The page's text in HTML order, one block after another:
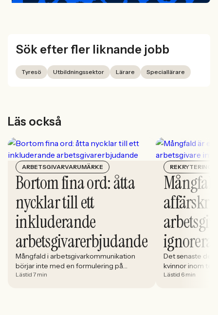
Sök efter fler liknande jobb
Tyresö Utbildningssektor Lärare Speciallärare
Läs också
ARBETSGIVARVARUMÄRKE
Bortom fina ord: åtta
nycklar till ett
inkluderande
arbetsgivarerbjudande
Mångfald i arbetsgivarkommunikation
börjar inte med en formulering på
karriärsidan. Den börjar i hur rekryteringen
Lästid 7 min
REKRYTERING
ignorera
Det senaste
kvinnor inom
stadigt på 30%.
Lästid 6 min